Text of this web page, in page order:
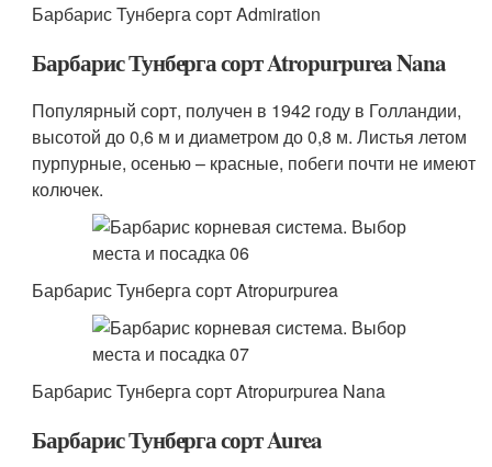
Барбарис Тунберга сорт Admiration
Барбарис Тунберга сорт Atropurpurea Nana
Популярный сорт, получен в 1942 году в Голландии,
высотой до 0,6 м и диаметром до 0,8 м. Листья летом
пурпурные, осенью – красные, побеги почти не имеют
колючек.
Барбарис Тунберга сорт Atropurpurea
Барбарис Тунберга сорт Atropurpurea Nana
Барбарис Тунберга сорт Aurea